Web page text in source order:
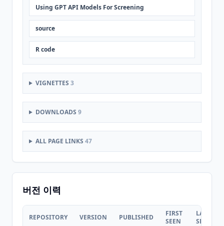
Using GPT API Models For Screening
source
R code
VIGNETTES 3
DOWNLOADS 9
ALL PAGE LINKS 47
버전 이력
REPOSITORY VERSION PUBLISHED
FIRST
SEEN
LAST
SEEN